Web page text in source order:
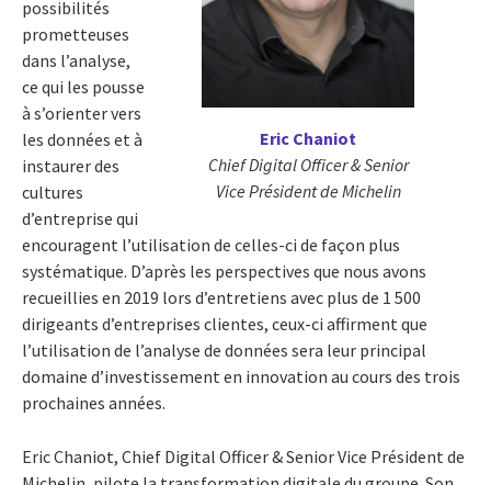
Eric Chaniot
Chief Digital Officer & Senior
Vice Président de Michelin
possibilités
prometteuses
dans l’analyse,
ce qui les pousse
à s’orienter vers
les données et à
instaurer des
cultures
d’entreprise qui
encouragent l’utilisation de celles-ci de façon plus
systématique. D’après les perspectives que nous avons
recueillies en 2019 lors d’entretiens avec plus de 1 500
dirigeants d’entreprises clientes, ceux-ci affirment que
l’utilisation de l’analyse de données sera leur principal
domaine d’investissement en innovation au cours des trois
prochaines années.
Eric Chaniot, Chief Digital Officer & Senior Vice Président de